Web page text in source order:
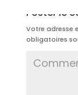
Poster le
Votre adresse
obligatoires